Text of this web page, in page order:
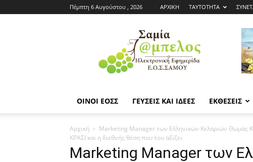
Πέμπτη 6 Αυγούστου , 2026 ΑΡΧΙΚΗ ΤΑΥΤΟΤΗΤΑ
Εφημερίδα
ΕΟΣΣ
|
Σαμία
ΟΙΝΟΙ ΕΟΣΣ ΓΕΥΣΕΙΣ ΚΑΙ ΙΔΕΕΣ ΕΚΘΕΣΕΙΣ
Αρχική Marketing Manager των Ελληνικών Κελαριών Θωμάς
ΚΡΑΣΙ και η διεθνής θέση που του αξίζει
Marketing Manager των